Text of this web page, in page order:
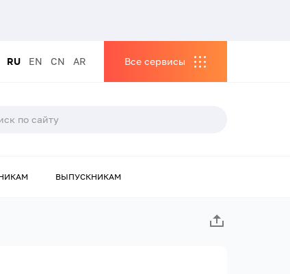
RU EN CN AR Все сервисы
ВЫПУСКНИКАМ